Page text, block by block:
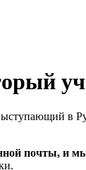
в
почты, и